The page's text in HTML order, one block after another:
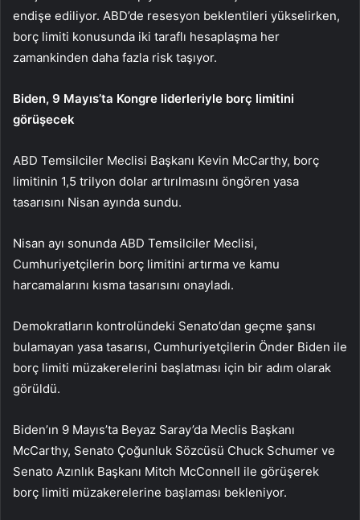
endişe ediliyor. ABD’de resesyon beklentileri yükselirken,
borç limiti konusunda iki taraflı hesaplaşma her
zamankinden daha fazla risk taşıyor.
Biden, 9 Mayıs’ta Kongre liderleriyle borç limitini
görüşecek
ABD Temsilciler Meclisi Başkanı Kevin McCarthy, borç
limitinin 1,5 trilyon dolar artırılmasını öngören yasa
tasarısını Nisan ayında sundu.
Nisan ayı sonunda ABD Temsilciler Meclisi,
Cumhuriyetçilerin borç limitini artırma ve kamu
harcamalarını kısma tasarısını onayladı.
Demokratların kontrolündeki Senato’dan geçme şansı
bulamayan yasa tasarısı, Cumhuriyetçilerin Önder Biden ile
borç limiti müzakerelerini başlatması için bir adım olarak
görüldü.
Biden’ın 9 Mayıs’ta Beyaz Saray’da Meclis Başkanı
McCarthy, Senato Çoğunluk Sözcüsü Chuck Schumer ve
Senato Azınlık Başkanı Mitch McConnell ile görüşerek
borç limiti müzakerelerine başlaması bekleniyor.